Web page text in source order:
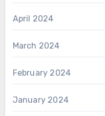
April 2024
March 2024
February 2024
January 2024